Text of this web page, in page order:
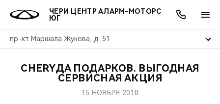
ЧЕРИ ЦЕНТР АЛАРМ-МОТОРС
ЮГ
пр-кт Маршала Жукова, д. 51
МОДЕЛИ
ПОКУПАТЕЛЯМ
ВЛАДЕЛЬЦАМ
МИР CHERY
АКЦИИ
ОНЛАЙН СЕРВИСЫ
О КОМПАНИИ
CHERYДА ПОДАРКОВ. ВЫГОДНАЯ
СЕРВИСНАЯ АКЦИЯ
15 НОЯБРЯ 2018